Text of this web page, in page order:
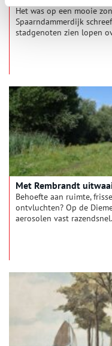
Het was op een mooie
Spaarndammerdijk
stadgenoten zien lopen
Met Rembrandt
Behoefte aan ruimte,
ontvluchten? Op de
aerosolen vast